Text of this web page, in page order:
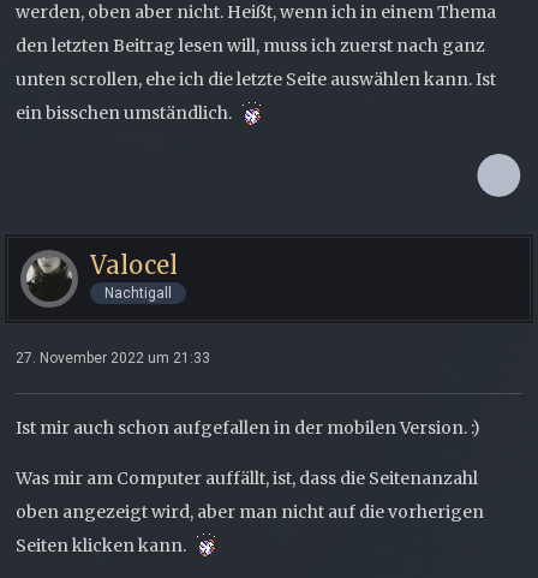
werden, oben aber nicht. Heißt, wenn ich in einem Thema
den letzten Beitrag lesen will, muss ich zuerst nach ganz
unten scrollen, ehe ich die letzte Seite auswählen kann. Ist
ein bisschen umständlich.
Valocel
Nachtigall
27. November 2022 um 21:33
Ist mir auch schon aufgefallen in der mobilen Version. :)
Was mir am Computer auffällt, ist, dass die Seitenanzahl
oben angezeigt wird, aber man nicht auf die vorherigen
Seiten klicken kann.